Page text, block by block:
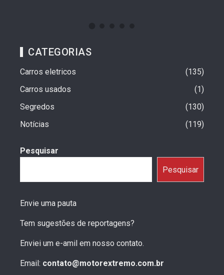
CATEGORIAS
Carros eletricos
135
Carros usados
1
Segredos
130
Notícias
119
Pesquisar
Pesquisar
Envie uma pauta
Tem sugestões de reportagens?
Enviei um e-amil em nosso contato.
Email: contato@motorextremo.com.br